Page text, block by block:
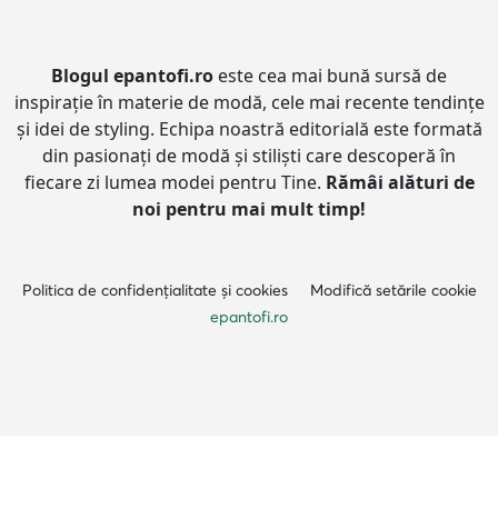
Blogul epantofi.ro este cea mai bună sursă de
inspirație în materie de modă, cele mai recente tendințe
și idei de styling. Echipa noastră editorială este formată
din pasionați de modă și stiliști care descoperă în
fiecare zi lumea modei pentru Tine. Rămâi alături de
noi pentru mai mult timp!
Politica de confidențialitate și cookies
Modifică setările cookie
epantofi.ro